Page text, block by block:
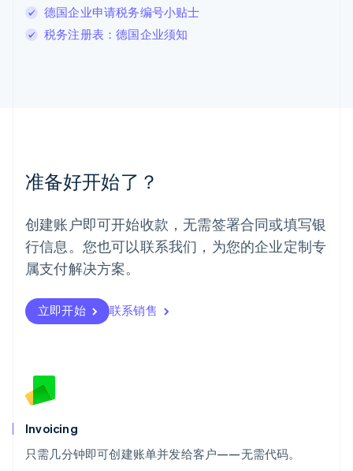
德国企业申请税务编号小贴士
税务注册表：德国企业须知
准备好开始了？
创建账户即可开始收款，无需签署合同或填写银
行信息。您也可以联系我们，为您的企业定制专
属支付解决方案。
立即开始 联系销售
Invoicing
只需几分钟即可创建账单并发给客户——无需代码。
English
马尔他
English
葡萄牙
日本
日本語 English
瑞典
SvenskaEnglish
Deutsch FrançaisItaliano English
塞浦路斯
English
ไทยEnglish
希腊
English